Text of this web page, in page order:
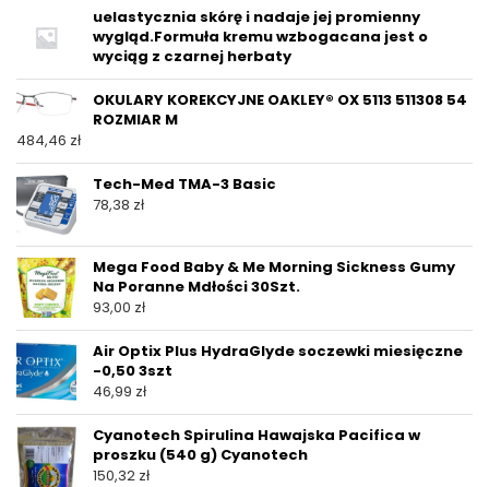
uelastycznia skórę i nadaje jej promienny
wygląd.Formuła kremu wzbogacana jest o
wyciąg z czarnej herbaty
OKULARY KOREKCYJNE OAKLEY® OX 5113 511308 54
ROZMIAR M
484,46 zł
Tech-Med TMA-3 Basic
78,38 zł
Mega Food Baby & Me Morning Sickness Gumy
Na Poranne Mdłości 30Szt.
93,00 zł
Air Optix Plus HydraGlyde soczewki miesięczne
-0,50 3szt
46,99 zł
Cyanotech Spirulina Hawajska Pacifica w
proszku (540 g) Cyanotech
150,32 zł